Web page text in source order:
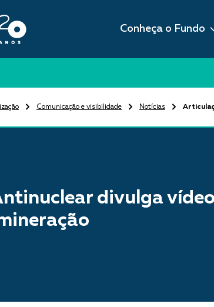
Conheça o Fundo
Comunicação e visibilidade Notícias
divulga